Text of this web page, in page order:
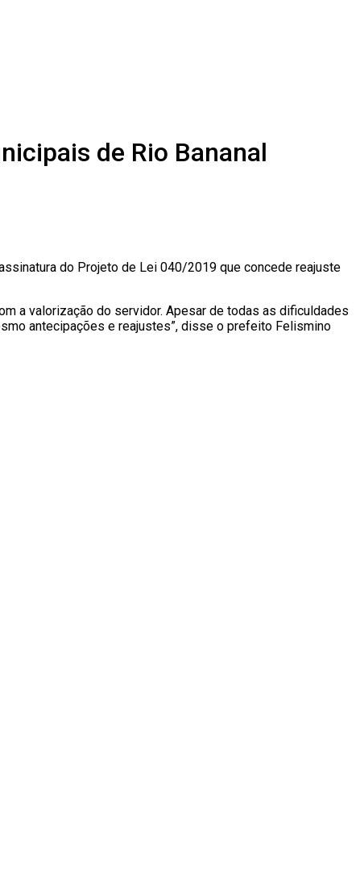
de Rio Bananal
do Projeto de Lei 040/2019 que concede reajuste
a valorização do servidor. Apesar de todas as dificuldades
antecipações e reajustes”, disse o prefeito Felismino